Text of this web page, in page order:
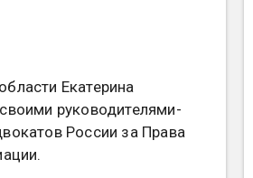
Екатерина
руководителями-
России за Права